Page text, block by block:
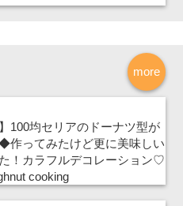
more
100均セリアのドーナツ型が
作ってみたけど更に美味しい
！カラフルデコレーション♡
cooking